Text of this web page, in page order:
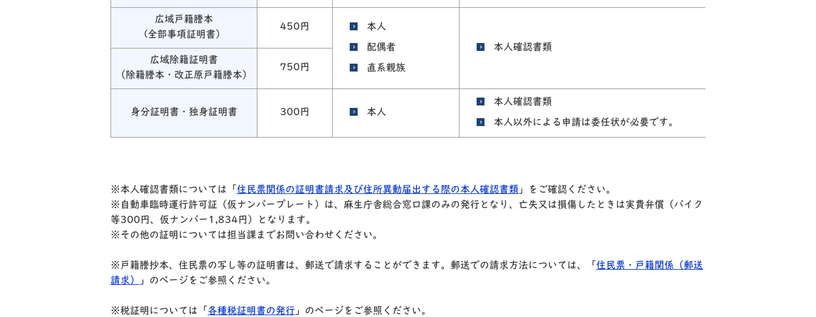
広域戸籍謄本
(全部事項証明書）
450円 本人
配偶者
直系親族
本人確認書類
広域除籍証明書
（除籍謄本・改正原戸籍謄本）
750円
身分証明書・独身証明書 300円 本人
本人確認書類
本人以外による申請は委任状が必要です。
※本人確認書類については「 住民票関係の証明書請求及び住所異動届出する際の本人確認書類 」をご確認ください。
※自動車臨時運行許可証（仮ナンバープレート）は、麻生庁舎総合窓口課のみの発行となり、亡失又は損傷したときは実費弁償（バイク
等300円、仮ナンバー1,834円）となります。
※その他の証明については担当課までお問い合わせください。
※戸籍謄抄本、住民票の写し等の証明書は、郵送で請求することができます。郵送での請求方法については、「 住民票・戸籍関係（郵送
請求）
」のページをご参照ください。
※税証明については「 各種税証明書の発行 」のページをご参照ください。